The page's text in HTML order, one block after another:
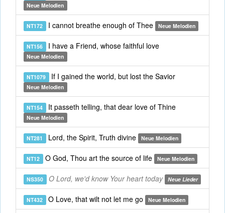
Neue Melodien
NT172 I cannot breathe enough of Thee Neue Melodien
NT156 I have a Friend, whose faithful love
Neue Melodien
NT1079 If I gained the world, but lost the Savior
Neue Melodien
NT154 It passeth telling, that dear love of Thine
Neue Melodien
NT281 Lord, the Spirit, Truth divine Neue Melodien
NT12 O God, Thou art the source of life Neue Melodien
NS350 O Lord, we'd know Your heart today Neue Lieder
NT432 O Love, that wilt not let me go Neue Melodien